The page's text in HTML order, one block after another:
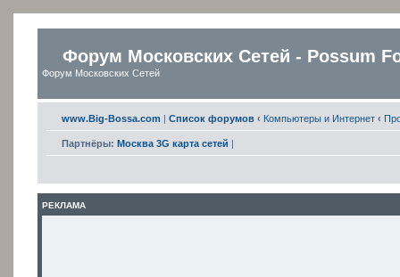
Форум Московских Сетей - Possum
Форум Московских Сетей
www.Big-Bossa.com | Список форумов ‹ Компьютеры и Интернет ‹
Партнёры: Москва 3G карта сетей |
РЕКЛАМА